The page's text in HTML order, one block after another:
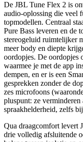
De JBL Tune Flex 2 is
audio-oplossing die veel
topmodellen. Centraal
Pure Bass leveren en de
stereogeluid ruimtelijker
meer body en diepte
oordopjes. De oordopjes
waarmee je met de app
dempen, en er is een
gesprekken zonder de
zes microfoons
pluspunt: ze
spraakhelderheid, zelfs
Qua draagcomfort levert
drie volledig afsluitende